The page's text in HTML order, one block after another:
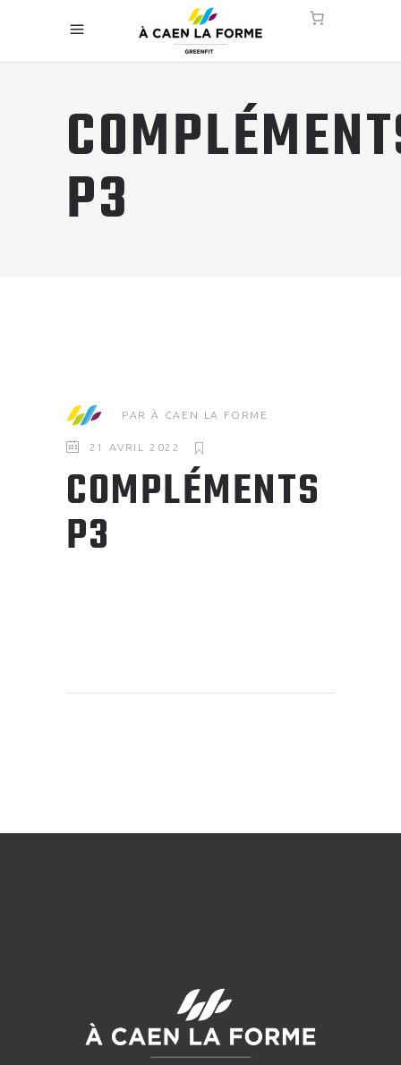
P3
PARÀ CAEN LA FORME
21 AVRIL 2022
COMPLÉMENTS
P3